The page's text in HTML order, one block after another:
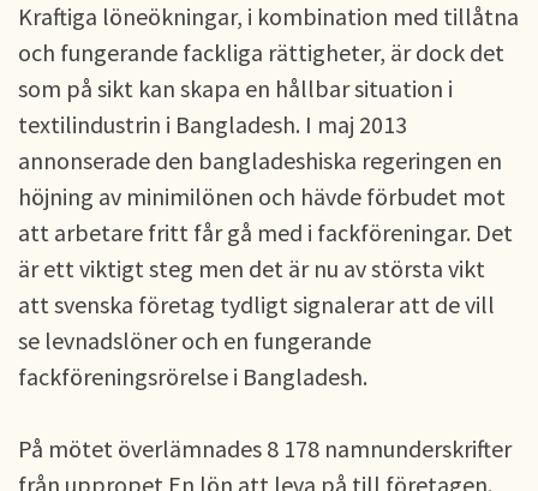
Kraftiga löneökningar, i kombination med tillåtna
och fungerande fackliga rättigheter, är dock det
som på sikt kan skapa en hållbar situation i
textilindustrin i Bangladesh. I maj 2013
annonserade den bangladeshiska regeringen en
höjning av minimilönen och hävde förbudet mot
att arbetare fritt får gå med i fackföreningar. Det
är ett viktigt steg men det är nu av största vikt
att svenska företag tydligt signalerar att de vill
se levnadslöner och en fungerande
fackföreningsrörelse i Bangladesh.
På mötet överlämnades 8 178 namnunderskrifter
från uppropet En lön att leva på till företagen.